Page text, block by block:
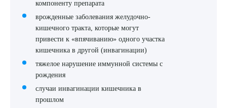
компоненту препарата
врожденные заболевания желудочно-
кишечного тракта, которые могут
привести к «впячиванию» одного участка
кишечника в другой (инвагинации)
тяжелое нарушение иммунной системы с
рождения
случаи инвагинации кишечника в
прошлом